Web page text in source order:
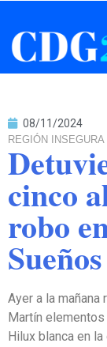
08/11/2024
REGIÓN INSEGURA
cinco
robo
Sueños
Ayer a la mañana
Martín
Hilux blanca en